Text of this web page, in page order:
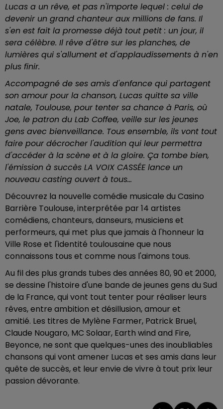
Lucas a un rêve, et pas n'importe lequel : celui de
devenir un grand chanteur aux millions de fans. Il
s'en est fait la promesse déjà tout petit : un jour, il
sera célèbre. Il rêve d'être sur les planches, de
lumières qui s'allument et d'applaudissements à n'en
plus finir.
Accompagné de ses amis d'enfance qui partagent
son amour pour la chanson, Lucas quitte sa ville
natale, Toulouse, pour tenter sa chance à Paris, où
Joe, le patron du Lab Coffee, veille sur les jeunes
gens avec bienveillance. Tous ensemble, ils vont tout
faire pour décrocher l'audition qui leur permettra
d'accéder à la scène et à la gloire. Ça tombe bien,
l'émission à succès LA VOIX CASSÉE lance un
nouveau casting ouvert à tous...
Découvrez la nouvelle comédie musicale du Casino
Barrière Toulouse, interprétée par 14 artistes
comédiens, chanteurs, danseurs, musiciens et
performeurs, qui met plus que jamais à l'honneur la
Ville Rose et l'identité toulousaine que nous
connaissons tous et comme nous l'aimons tous.
Au fil des plus grands tubes des années 80, 90 et 2000,
se dessine l'histoire d'une bande de jeunes gens du Sud
de la France, qui vont tout tenter pour réaliser leurs
rêves, entre ambition et désillusion, amour et
amitié. Les titres de Mylène Farmer, Patrick Bruel,
Claude Nougaro, MC Solaar, Earth wind and Fire,
Beyonce, ne sont que quelques-unes des inoubliables
chansons qui vont amener Lucas et ses amis dans leur
quête de succès, et leur envie de vivre à tout prix leur
passion dévorante.